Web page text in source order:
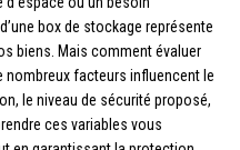
box de stockage représente
biens. Mais comment évaluer
nombreux facteurs influencent le
le niveau de sécurité proposé,
ces variables vous